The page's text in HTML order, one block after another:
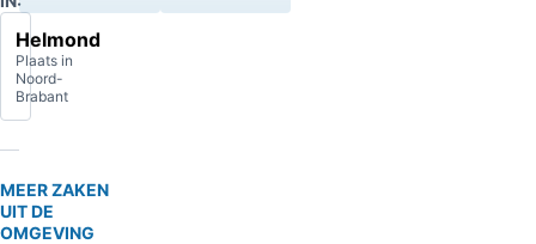
Helmond
Plaats in
Noord-
Brabant
MEER ZAKEN
UIT DE
OMGEVING